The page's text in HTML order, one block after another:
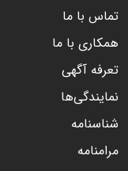
تماس با ما
همکاری با ما
تعرفه آگهی
نمایندگی‌ها
شناسنامه
مرامنامه